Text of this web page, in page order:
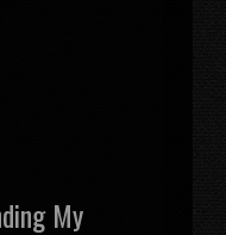
My